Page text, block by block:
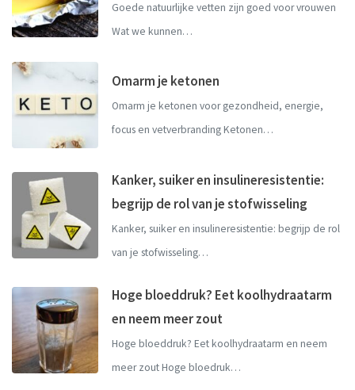
Goede natuurlijke vetten zijn goed voor vrouwen
Wat we kunnen…
Omarm je ketonen
Omarm je ketonen voor gezondheid, energie,
focus en vetverbranding Ketonen…
Kanker, suiker en insulineresistentie:
begrijp de rol van je stofwisseling
Kanker, suiker en insulineresistentie: begrijp de rol
van je stofwisseling…
Hoge bloeddruk? Eet koolhydraatarm
en neem meer zout
Hoge bloeddruk? Eet koolhydraatarm en neem
meer zout Hoge bloedruk…